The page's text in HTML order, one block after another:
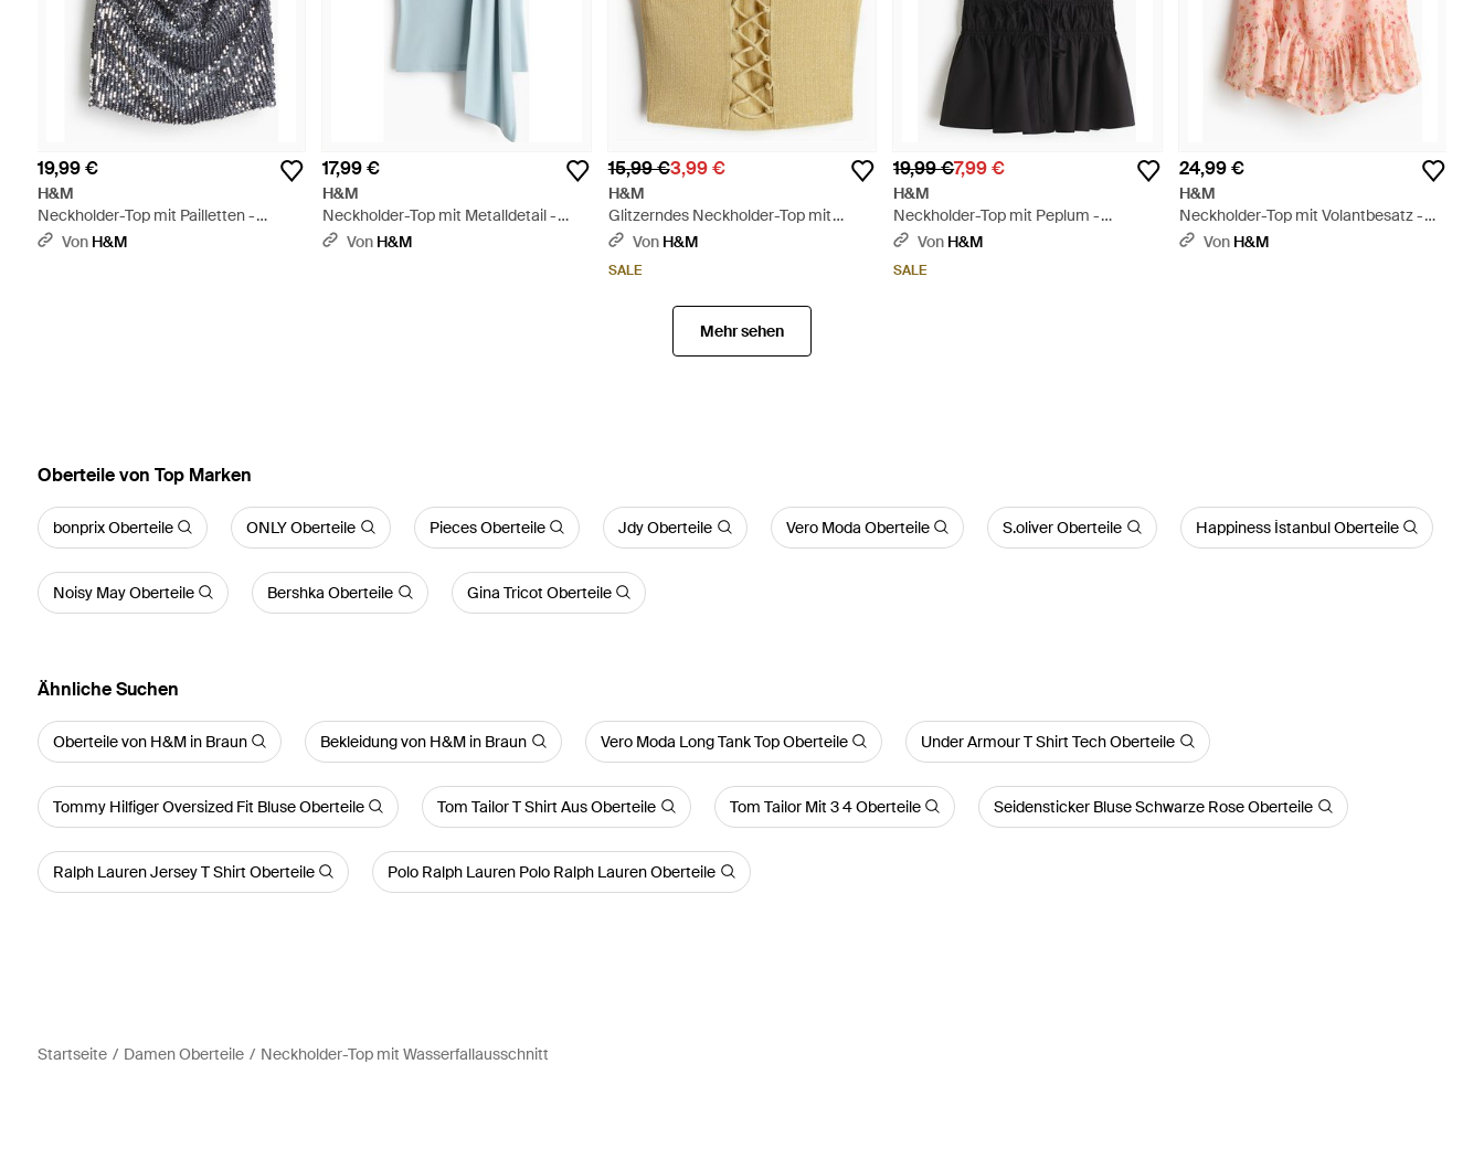
19,99 €
H&M
Neckholder-Top mit Pailletten -
Mettallic
Von H&M
17,99 €
H&M
Neckholder-Top mit Metalldetail -
BlauVon H&M
15,99 €3,99 €
H&M
Glitzerndes Neckholder-Top mit
Schnürdetail - Natur
Von H&M
SALE
19,99 €7,99 €
H&M
Neckholder-Top mit Peplum -
Schwarz
Von H&M
SALE
24,99 €
H&M
Neckholder-Top mit Volantbesatz -
PinkVon H&M
Mehr sehen
Oberteile von Top Marken
bonprix Oberteile ONLY Oberteile Pieces Oberteile Jdy Oberteile Vero Moda Oberteile S.oliver Oberteile Happiness İstanbul Oberteile
Noisy May Oberteile Bershka Oberteile Gina Tricot Oberteile
Ähnliche Suchen
Oberteile von H&M in Braun Bekleidung von H&M in Braun Vero Moda Long Tank Top Oberteile Under Armour T Shirt Tech Oberteile
Tommy Hilfiger Oversized Fit Bluse Oberteile Tom Tailor T Shirt Aus Oberteile Tom Tailor Mit 3 4 Oberteile Seidensticker Bluse Schwarze Rose Oberteile
Ralph Lauren Jersey T Shirt Oberteile Polo Ralph Lauren Polo Ralph Lauren Oberteile
Startseite Damen Oberteile Neckholder-Top mit Wasserfallausschnitt